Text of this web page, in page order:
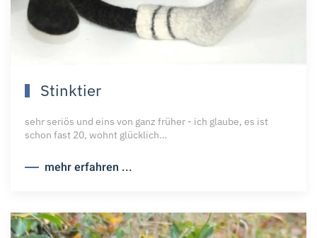
Stinktier
sehr seriös und eins von ganz früher - ich glaube, es ist
schon fast 20, wohnt glücklich…
mehr erfahren ...